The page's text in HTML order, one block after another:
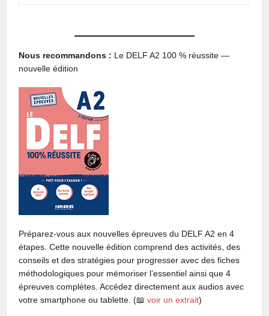
Nous recommandons : Le DELF A2 100 % réussite —
nouvelle édition
Préparez-vous aux nouvelles épreuves du DELF A2 en 4
étapes. Cette nouvelle édition comprend des activités, des
conseils et des stratégies pour progresser avec des fiches
méthodologiques pour mémoriser l’essentiel ainsi que 4
épreuves complètes. Accédez directement aux audios avec
votre smartphone ou tablette. (📖voir un extrait)